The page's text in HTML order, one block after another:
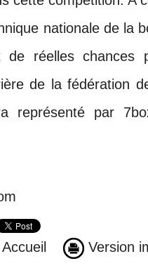
nationale de la
de réelles
de la fédération
représenté par
Version